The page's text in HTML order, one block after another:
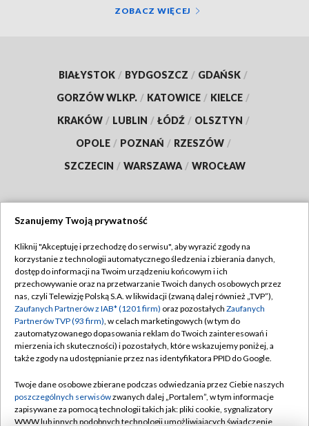
ZOBACZ WIĘCEJ
BIAŁYSTOK / BYDGOSZCZ / GDAŃSK /
GORZÓW WLKP. / KATOWICE / KIELCE /
KRAKÓW / LUBLIN / ŁÓDŹ / OLSZTYN /
OPOLE / POZNAŃ / RZESZÓW /
SZCZECIN / WARSZAWA / WROCŁAW
TVP
Abonament TVP
Emisja w TVP
Centrum informacji TVP
Naziemna Telewizja Cyfrowa
Rada Programowa
System NOS
Regulamin TVP
Polityka prywatności
Moje zgody
Pomoc
Kontakt
Szanujemy Twoją prywatność
Kliknij "Akceptuję i przechodzę do serwisu", aby wyrazić zgody na
korzystanie z technologii automatycznego śledzenia i zbierania danych,
dostęp do informacji na Twoim urządzeniu końcowym i ich
przechowywanie oraz na przetwarzanie Twoich danych osobowych przez
nas, czyli Telewizję Polską S.A. w likwidacji (zwaną dalej również „TVP”),
Zaufanych Partnerów z IAB* (1201 firm) oraz pozostałych Zaufanych
Partnerów TVP (93 firm), w celach marketingowych (w tym do
zautomatyzowanego dopasowania reklam do Twoich zainteresowań i
mierzenia ich skuteczności) i pozostałych, które wskazujemy poniżej, a
także zgody na udostępnianie przez nas identyfikatora PPID do Google.
Twoje dane osobowe zbierane podczas odwiedzania przez Ciebie naszych
poszczególnych serwisówzwanych dalej „Portalem”, w tym informacje
zapisywane za pomocą technologii takich jak: pliki cookie, sygnalizatory
WWW lub innych podobnych technologii umożliwiających świadczenie